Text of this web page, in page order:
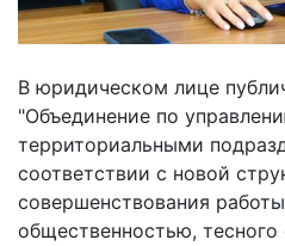
В юридическом лице
"Объединение по
территориальными
соответствии с новой
совершенствования
общественностью, тесного